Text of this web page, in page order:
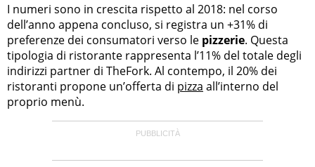
I numeri sono in crescita rispetto al 2018: nel corso
dell’anno appena concluso, si registra un +31% di
preferenze dei consumatori verso le pizzerie. Questa
tipologia di ristorante rappresenta l’11% del totale degli
indirizzi partner di TheFork. Al contempo, il 20% dei
ristoranti propone un’offerta di pizza all’interno del
proprio menù.